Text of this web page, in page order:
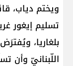
ويختم دياب،
تسليم إيغور
بلغاريا،
اللّبنانيّ وأن